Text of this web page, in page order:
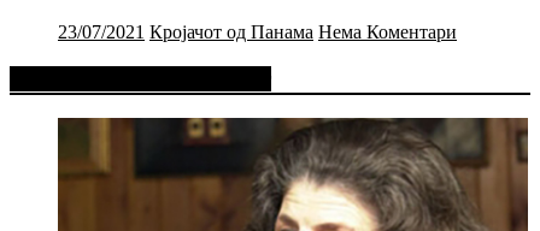
23/07/2021 Кројачот од Панама Нема Коментари